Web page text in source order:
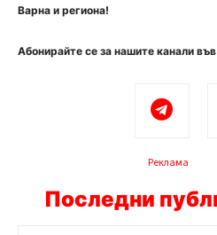
Варна и региона!
Абонирайте се за нашите канали
Реклама
Последни